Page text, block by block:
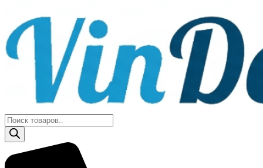
Поиск
товаров